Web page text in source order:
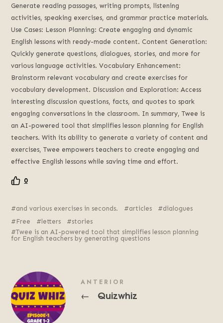
Generate reading passages, writing prompts, listening
activities, speaking exercises, and grammar practice materials.
Use Cases: Lesson Planning: Create engaging and dynamic
English lessons with ready-made content. Content Generation:
Quickly generate questions, dialogues, stories, and more for
various language activities. Vocabulary Enhancement:
Brainstorm relevant vocabulary and create exercises for
vocabulary development. Discussion and Exploration: Access
interesting discussion questions, facts, and quotes to spark
engaging conversations in the classroom. In summary, Twee is
an AI-powered tool that simplifies lesson planning for English
teachers. With its ability to generate a variety of content and
exercises, Twee empowers teachers to create engaging and
effective English lessons while saving time and effort.
0
and various exercises in seconds. articles
dialogues
Free
letters
stories
Twee is an AI-powered tool that simplifies lesson planning
for English teachers by generating questions
ANTERIOR
← Quizwhiz